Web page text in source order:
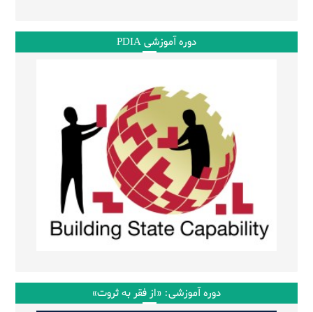
دوره آموزشی PDIA
دوره آموزشی: «از فقر به ثروت»